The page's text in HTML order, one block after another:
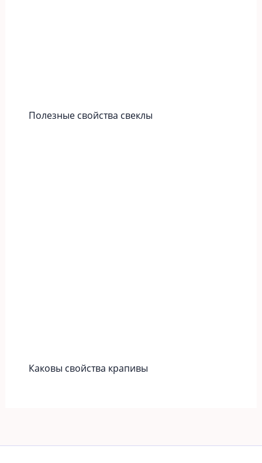
Полезные свойства свеклы
Каковы свойства крапивы